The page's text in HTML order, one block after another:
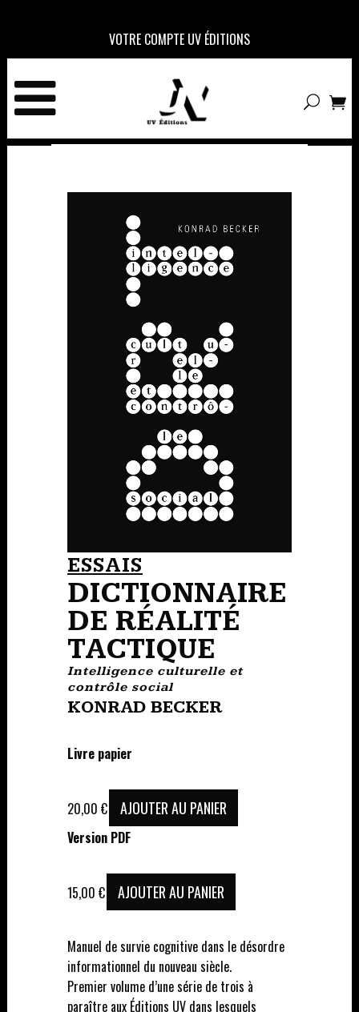
VOTRE COMPTE UV ÉDITIONS
ESSAIS
DICTIONNAIRE
DE RÉALITÉ
TACTIQUE
Intelligence culturelle et
contrôle social
KONRAD BECKER
Livre papier
20,00 € AJOUTER AU PANIER
Version PDF
15,00 € AJOUTER AU PANIER
Manuel de survie cognitive dans le désordre
informationnel du nouveau siècle.
Premier volume d’une série de trois à
paraître aux Éditions UV dans lesquels